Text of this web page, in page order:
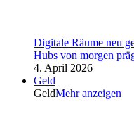
Digitale Räume neu
Hubs von morgen
4. April 2026
Geld
GeldMehr anzeigen